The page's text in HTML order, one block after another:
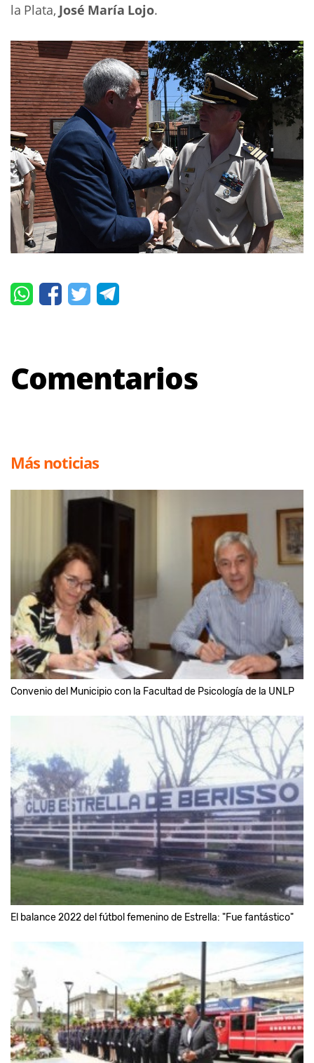
la Plata, José María Lojo.
Comentarios
Más noticias
Convenio del Municipio con la Facultad de Psicología de la UNLP
El balance 2022 del fútbol femenino de Estrella: "Fue fantástico"